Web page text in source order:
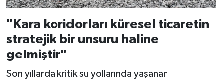
"Kara koridorları küresel ticaretin
stratejik bir unsuru haline
gelmiştir"
Son yıllarda kritik su yollarında yaşanan